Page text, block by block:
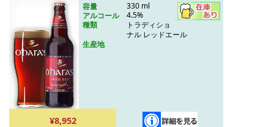
容量
330 ml
アルコール
4.5%
種類
トラディショ
ナル レッドエール
生産地
¥8,952